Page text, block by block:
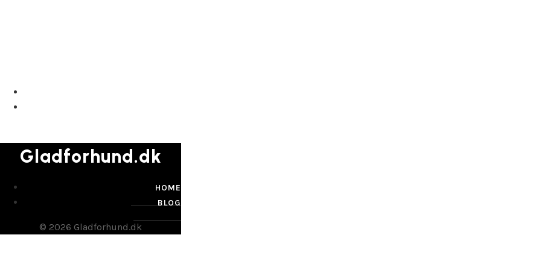
Gladforhund.dk
HOME
BLOG
© 2026 Gladforhund.dk